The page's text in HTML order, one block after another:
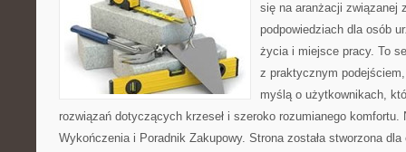
się na aranżacji związanej
podpowiedziach dla osób
życia i miejsce pracy. To
z praktycznym
myślą o użytkownikach,
rozwiązań dotyczących krzeseł i szeroko rozumianego komfortu.
Wykończenia i Poradnik Zakupowy. Strona została stworzona